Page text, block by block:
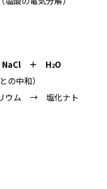
＋ H2O
の中和）
ウム → 塩化ナト